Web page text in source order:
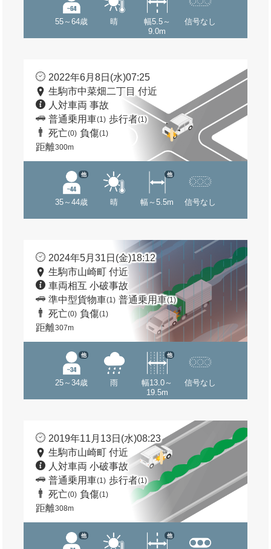
55～64歳 晴
幅5.5～
9.0m
信号なし
2022年6月8日(水)07:25
生駒市中菜畑二丁目 付近
人対車両 事故
普通乗用車(1) 歩行者(1)
死亡(0) 負傷(1)
距離300m
35～44歳
他
晴 幅～5.5m
他
信号なし
2024年5月31日(金)18:12
生駒市山崎町 付近
車両相互 小破事故
準中型貨物車(1) 普通乗用車(1)
死亡(0) 負傷(1)
距離307m
25～34歳
他
雨
幅13.0～
19.5m
他
信号なし
2019年11月13日(水)08:23
生駒市山崎町 付近
人対車両 小破事故
普通乗用車(1) 歩行者(1)
死亡(0) 負傷(1)
距離308m
他 他